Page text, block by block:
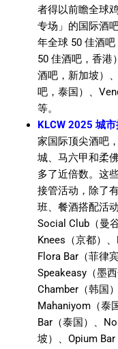
者得以前瞻全球
专场」的国际酒
年全球 50 佳酒
50 佳酒吧，香港
酒吧，新加坡）
吧，泰国）、
等。
KLCW 2025 城
家国际顶尖酒吧
城、马六甲和柔
多了近倍数。这
接管活动，除了
班、餐酒搭配活
Social Club（曼
Knees（京都）
Flora Bar（菲律
Speakeasy（墨
Chamber（韩国
Mahaniyom（泰
Bar（泰国）、
坡）、Opium